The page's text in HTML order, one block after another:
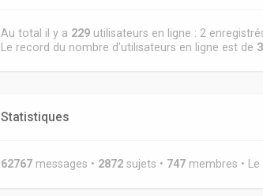
Au total il y a 229 utilisateurs en ligne : 2
Le record du nombre d’utilisateurs en ligne est de
Statistiques
62767 messages • 2872 sujets • 747 membres •